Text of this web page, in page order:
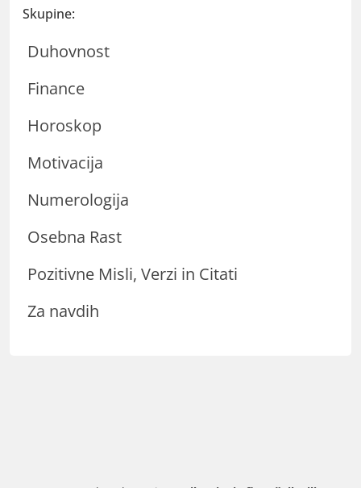
Skupine:
Duhovnost
Finance
Horoskop
Motivacija
Numerologija
Osebna Rast
Pozitivne Misli, Verzi in Citati
Za navdih